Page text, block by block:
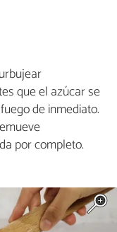
que el azúcar se
de inmediato.
por completo.